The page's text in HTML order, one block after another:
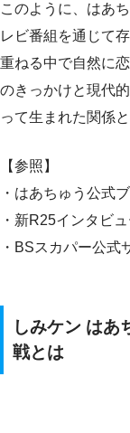
このように、はあ
レビ番組を通じて
重ねる中で自然に
のきっかけと現代
って生まれた関係
【参照】
・はあちゅう公式
・新R25インタビ
・BSスカパー公式
しみケン はあ
戦とは